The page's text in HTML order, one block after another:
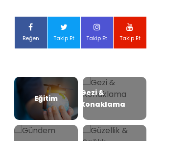
Beğen Takip Et Takip Et Takip Et
Eğitim
Gezi &
Konaklama